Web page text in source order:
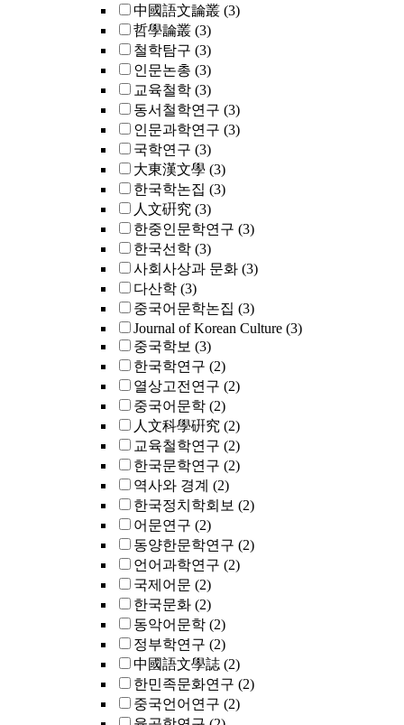
中國語文論叢 (3)
哲學論叢 (3)
철학탐구 (3)
인문논총 (3)
교육철학 (3)
동서철학연구 (3)
인문과학연구 (3)
국학연구 (3)
大東漢文學 (3)
한국학논집 (3)
人文硏究 (3)
한중인문학연구 (3)
한국선학 (3)
사회사상과 문화 (3)
다산학 (3)
중국어문학논집 (3)
Journal of Korean Culture (3)
중국학보 (3)
한국학연구 (2)
열상고전연구 (2)
중국어문학 (2)
人文科學硏究 (2)
교육철학연구 (2)
한국문학연구 (2)
역사와 경계 (2)
한국정치학회보 (2)
어문연구 (2)
동양한문학연구 (2)
언어과학연구 (2)
국제어문 (2)
한국문화 (2)
동악어문학 (2)
정부학연구 (2)
中國語文學誌 (2)
한민족문화연구 (2)
중국언어연구 (2)